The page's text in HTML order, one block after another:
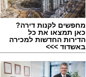
מחפשים לקנות דירה?
כאן תמצאו את כל
הדירות החדשות למכירה
באשדוד >>>